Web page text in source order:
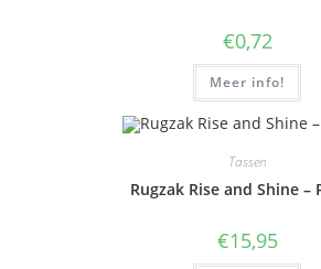
€0,72
Meer info!
Tassen
Rugzak Rise and Shine –
€15,95